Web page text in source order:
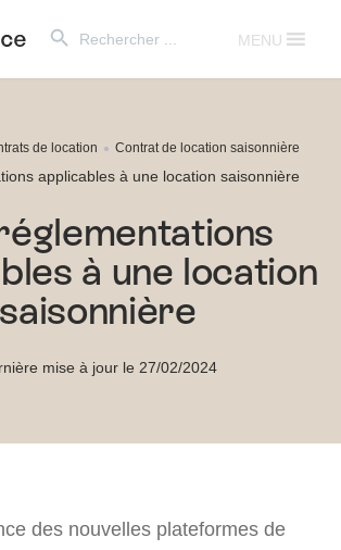
for:
MENU
de location Contrat de location saisonnière
applicables à une location saisonnière
à une location
saisonnière
mise à jour le 27/02/2024
des nouvelles plateformes de